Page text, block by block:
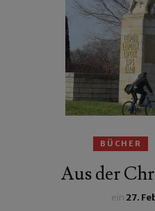
BÜCHER
Aus der
ein27.